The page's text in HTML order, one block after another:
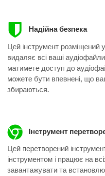
Надійна безпека
Цей інструмент розміщений
видаляє всі ваші
матимете доступ до
можете бути впевнені, що
збираються.
Інструмент
Цей перетворений
інструментом і працює на
завантажувати та